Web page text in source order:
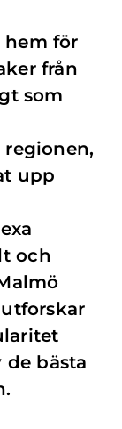
hem för
från
som
upp
och
bästa